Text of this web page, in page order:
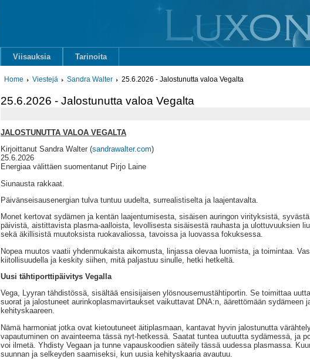
Viisauksia Tarinoita
Home Viestejä Sandra Walter 25.6.2026 - Jalostunutta valoa Vegalta
25.6.2026 - Jalostunutta valoa Vegalta
JALOSTUNUTTA VALOA VEGALTA
Kirjoittanut Sandra Walter (sandrawalter.com)
25.6.2026
Energiaa välittäen suomentanut Pirjo Laine
Siunausta rakkaat.
Päivänseisausenergian tulva tuntuu uudelta, surrealistiselta ja laajentavalta.
Monet kertovat sydämen ja kentän laajentumisesta, sisäisen auringon virityksistä,
päivistä, aistittavista plasma-aalloista, levollisesta sisäisestä rauhasta ja ulottuvuuksien
sekä äkillisistä muutoksista ruokavaliossa, tavoissa ja luovassa fokuksessa.
Nopea muutos vaatii yhdenmukaista aikomusta, linjassa olevaa luomista, ja toimintaa.
kiitollisuudella ja keskity siihen, mitä paljastuu sinulle, hetki hetkeltä.
Uusi tähtiporttipäivitys Vegalla
Vega, Lyyran tähdistössä, sisältää ensisijaisen ylösnousemustähtiportin. Se toimittaa
suorat ja jalostuneet aurinkoplasmavirtaukset vaikuttavat DNA:n, äärettömään sydämeen
kehityskaareen.
Nämä harmoniat jotka ovat kietoutuneet äitiplasmaan, kantavat hyvin jalostunutta
vapautuminen on avainteema tässä nyt-hetkessä. Saatat tuntea uutuutta sydämessä, ja
voi ilmetä. Yhdisty Vegaan ja tunne vapauskoodien säteily tässä uudessa plasmassa.
suunnan ja selkeyden saamiseksi, kun uusia kehityskaaria avautuu.